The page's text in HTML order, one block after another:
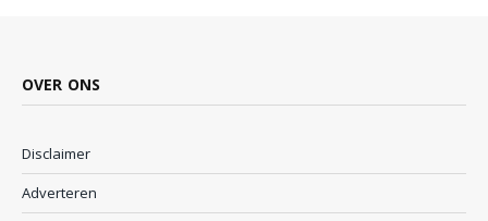
OVER ONS
Disclaimer
Adverteren